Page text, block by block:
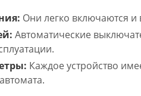
Они легко включаются и
Автоматические
Каждое устройство